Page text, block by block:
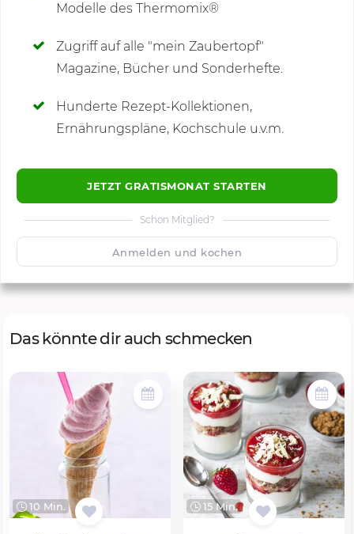
Modelle des Thermomix®
Zugriff auf alle "mein Zaubertopf"
Magazine, Bücher und Sonderhefte.
Hunderte Rezept-Kollektionen,
Ernährungspläne, Kochschule u.v.m.
JETZT GRATISMONAT STARTEN
Schon Mitglied?
Anmelden und kochen
Kommentare
🙂 Speichern
Das könnte dir auch schmecken
10 Min. 15 Min.